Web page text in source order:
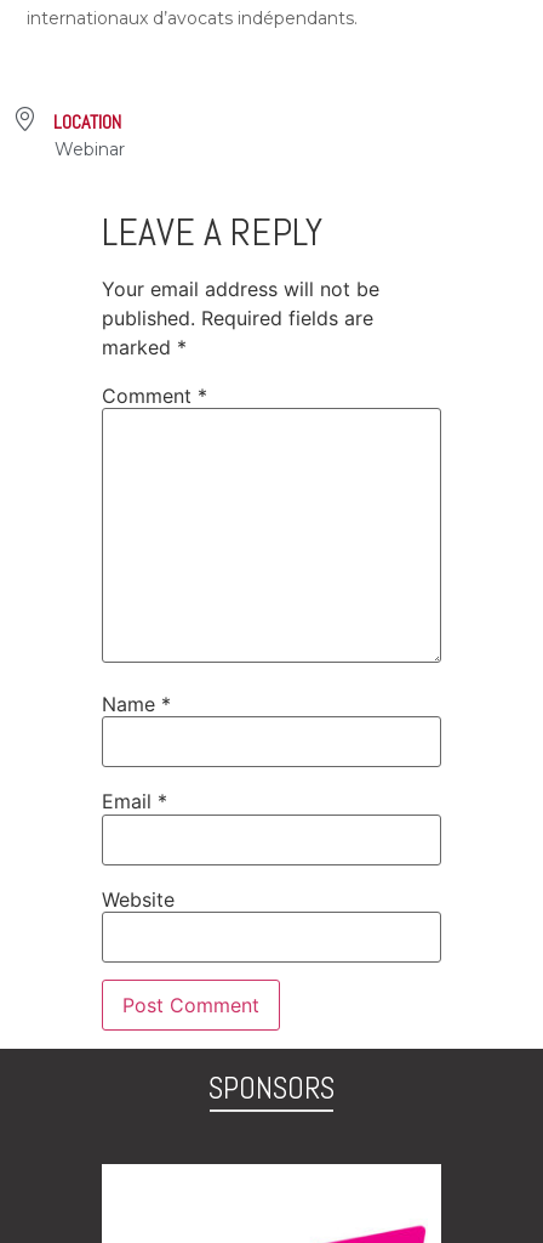
internationaux d’avocats indépendants.
LOCATION
Webinar
LEAVE A REPLY
Your email address will not be
published. Required fields are
marked *
Comment *
Name *
Email *
Website
SPONSORS